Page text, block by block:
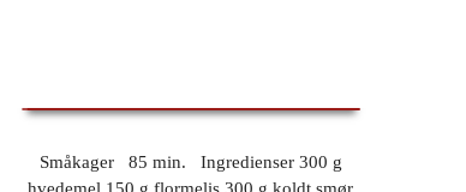
Småkager 85 min. Ingredienser 300 g